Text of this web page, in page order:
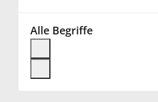
Español
Français
Alle Begriffe